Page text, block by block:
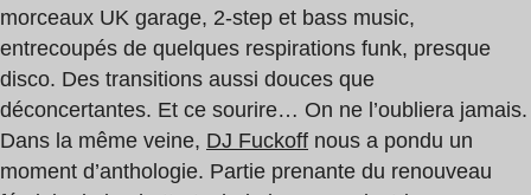
morceaux UK garage, 2-step et bass music,
entrecoupés de quelques respirations funk, presque
disco. Des transitions aussi douces que
déconcertantes. Et ce sourire… On ne l’oubliera jamais.
Dans la même veine, DJ Fuckoff nous a pondu un
moment d’anthologie. Partie prenante du renouveau